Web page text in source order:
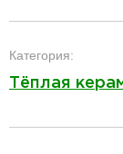
Категория:
Тёплая